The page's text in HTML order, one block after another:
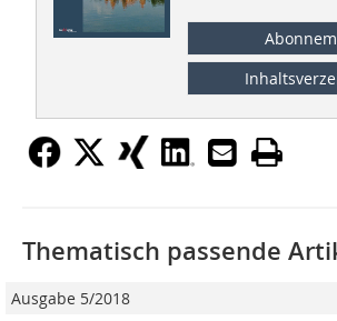
Thematisch passende
Ausgabe 5/2018